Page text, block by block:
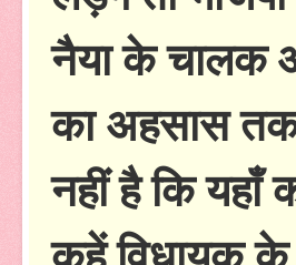
नैया के चालक
का अहसास
नहीं है कि